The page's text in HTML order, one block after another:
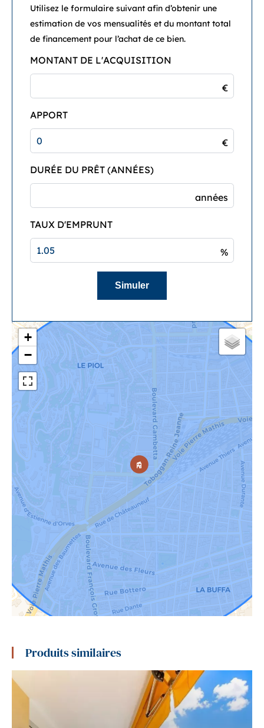
Utilisez le formulaire suivant afin d’obtenir une
estimation de vos mensualités et du montant total
de financement pour l’achat de ce bien.
MONTANT DE L'ACQUISITION
€
APPORT
€
DURÉE DU PRÊT (ANNÉES)
années
TAUX D'EMPRUNT
%
Simuler
+
−
Produits similaires